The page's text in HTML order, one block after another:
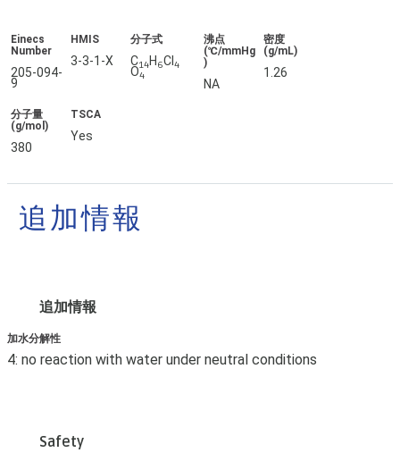
Einecs
Number
205-094-
9
HMIS
3-3-1-X
分子式
C14H 6Cl 4
O4
分子量
(g/mol)
380
TSCA
Yes
沸点
(℃/mmHg
)
NA
密度
(g/mL)
1.26
追加情報
追加情報
加水分解性
4: no reaction with water under neutral conditions
Safety